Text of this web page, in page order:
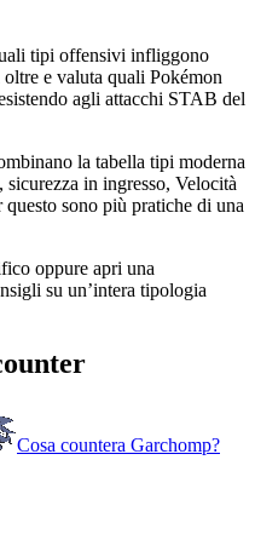
tipi offensivi infliggono
e valuta quali Pokémon
agli attacchi STAB del
la tabella tipi moderna
in ingresso, Velocità
sono più pratiche di una
oppure apri una
su un’intera tipologia
Cosa countera Garchomp?